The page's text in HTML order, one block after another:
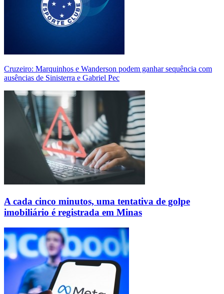
Cruzeiro: Marquinhos e Wanderson podem ganhar sequência com
ausências de Sinisterra e Gabriel Pec
A cada cinco minutos, uma tentativa de golpe
imobiliário é registrada em Minas